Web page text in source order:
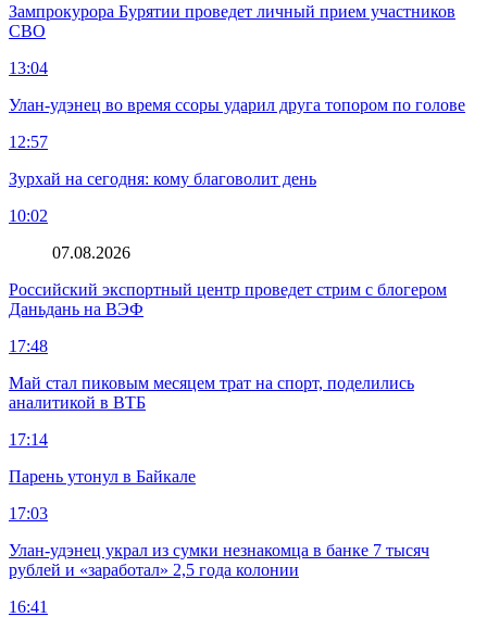
Зампрокурора Бурятии проведет личный прием участников
СВО
13:04
Улан-удэнец во время ссоры ударил друга топором по голове
12:57
Зурхай на сегодня: кому благоволит день
10:02
07.08.2026
Российский экспортный центр проведет стрим с блогером
Даньдань на ВЭФ
17:48
Май стал пиковым месяцем трат на спорт, поделились
аналитикой в ВТБ
17:14
Парень утонул в Байкале
17:03
Улан-удэнец украл из сумки незнакомца в банке 7 тысяч
рублей и «заработал» 2,5 года колонии
16:41